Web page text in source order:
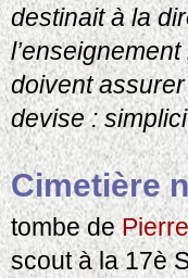
destinait à la
doivent
devise :
Cimetière
tombe de
scout à la 17è